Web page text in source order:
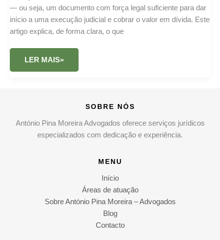
— ou seja, um documento com força legal suficiente para dar
início a uma execução judicial e cobrar o valor em dívida. Este
artigo explica, de forma clara, o que
INJUNÇÃO
LER MAIS»
SOBRE NÓS
António Pina Moreira Advogados oferece serviços jurídicos
especializados com dedicação e experiência.
MENU
Início
Áreas de atuação
Sobre António Pina Moreira – Advogados
Blog
Contacto